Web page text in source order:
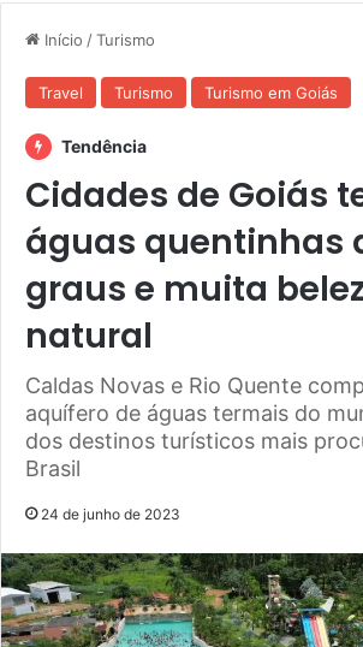
Início /Turismo
Travel Turismo Turismo em Goiás
Tendência
Cidades de Goiás
águas quentinhas
graus e muita
natural
Caldas Novas e Rio Quente
aquífero de águas termais do
dos destinos turísticos mais
Brasil
24 de junho de 2023